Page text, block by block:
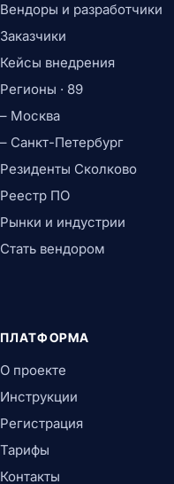
Вендоры и разработчики
Заказчики
Кейсы внедрения
Регионы · 89
– Москва
– Санкт-Петербург
Резиденты Сколково
Реестр ПО
Рынки и индустрии
Стать вендором
ПЛАТФОРМА
О проекте
Инструкции
Регистрация
Тарифы
Контакты